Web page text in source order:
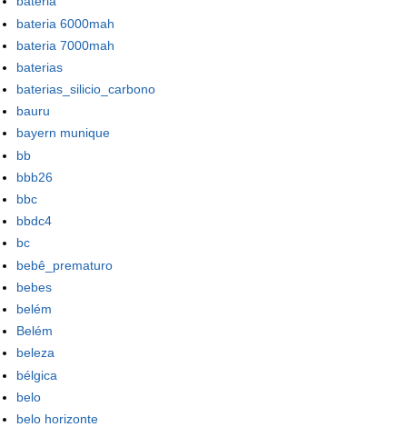
bateria 6000mah
bateria 7000mah
baterias
baterias_silicio_carbono
bauru
bayern munique
bb
bbb26
bbc
bbdc4
bc
bebê_prematuro
bebes
belém
Belém
beleza
bélgica
belo
belo horizonte